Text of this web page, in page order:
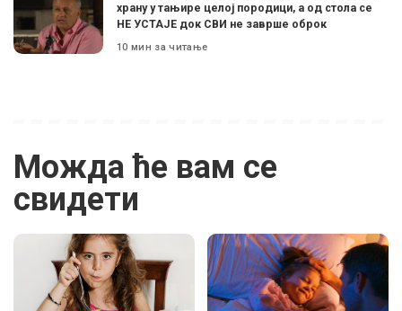
храну у тањире целој породици, а од стола се
НЕ УСТАЈЕ док СВИ не заврше оброк
10 мин за читање
Можда ће вам се
свидети